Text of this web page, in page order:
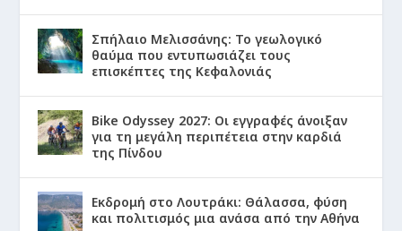
Σπήλαιο Μελισσάνης: Το γεωλογικό
θαύμα που εντυπωσιάζει τους
επισκέπτες της Κεφαλονιάς
Bike Odyssey 2027: Οι εγγραφές άνοιξαν
για τη μεγάλη περιπέτεια στην καρδιά
της Πίνδου
Εκδρομή στο Λουτράκι: Θάλασσα, φύση
και πολιτισμός μια ανάσα από την Αθήνα